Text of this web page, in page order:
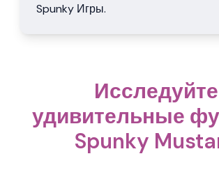
Spunky Игры.
Исследуйте
удивительные
Spunky